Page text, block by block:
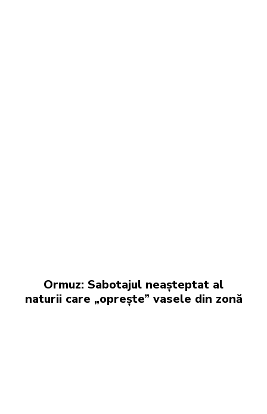
Ormuz: Sabotajul neașteptat al
naturii care „oprește” vasele din zonă